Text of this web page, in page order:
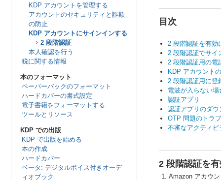
KDP アカウントを管理する
アカウントのセキュリティと詐欺
の防止
KDP アカウントにサインインする
2 段階認証
本人確認を行う
税に関する情報
本のフォーマット
ペーパーバックのフォーマット
ハードカバーの書式設定
電子書籍をフォーマットする
ツールとリソース
KDP での出版
KDP で出版を始める
本の作成
ハードカバー
ベータ: デジタルボイス付きオーデ
ィオブック
目次
2 段階認証を有効
2 段階認証でサイ
2 段階認証用の電
KDP アカウント
2 段階認証用に登
電波が入らない
認証アプリ
認証アプリのダウ
OTP 問題のトラ
不審なアクティビ
2 段階認証を
Amazon アカウ